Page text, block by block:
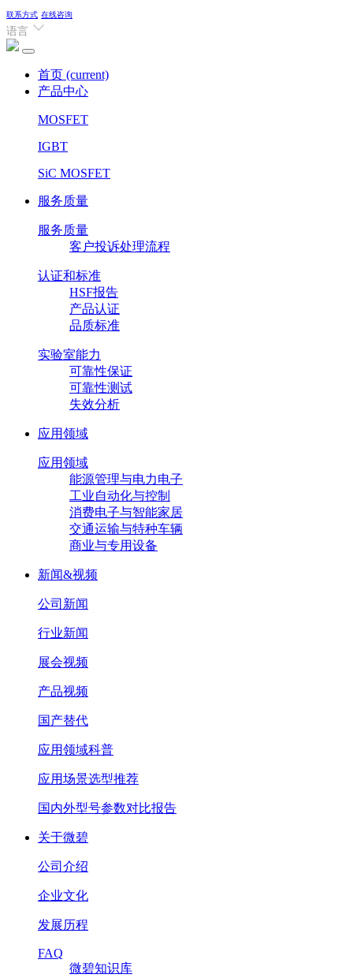
联系方式 在线咨询
语言
首页 (current)
产品中心
MOSFET
IGBT
SiC MOSFET
服务质量
服务质量
客户投诉处理流程
认证和标准
HSF报告
产品认证
品质标准
实验室能力
可靠性保证
可靠性测试
失效分析
应用领域
应用领域
能源管理与电力电子
工业自动化与控制
消费电子与智能家居
交通运输与特种车辆
商业与专用设备
新闻&视频
公司新闻
行业新闻
展会视频
产品视频
国产替代
应用领域科普
应用场景选型推荐
国内外型号参数对比报告
关于微碧
公司介绍
企业文化
发展历程
FAQ
微碧知识库